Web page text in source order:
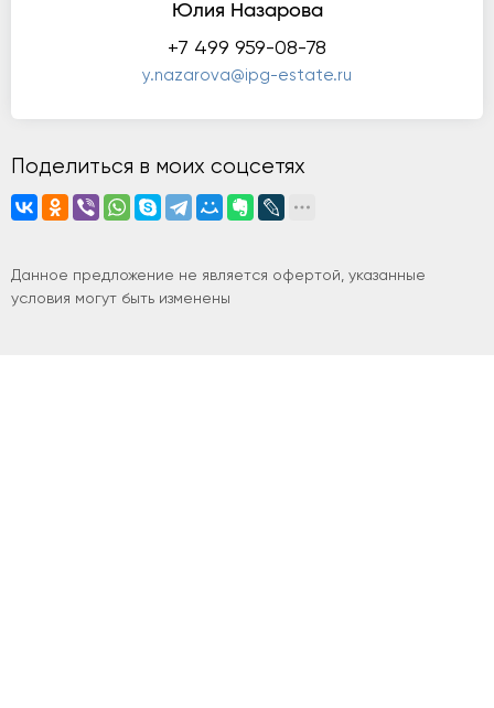
Юлия Назарова
+7 499 959-08-78
y.nazarova@ipg-estate.ru
Поделиться в моих соцсетях
Данное предложение не является офертой, указанные
условия могут быть изменены